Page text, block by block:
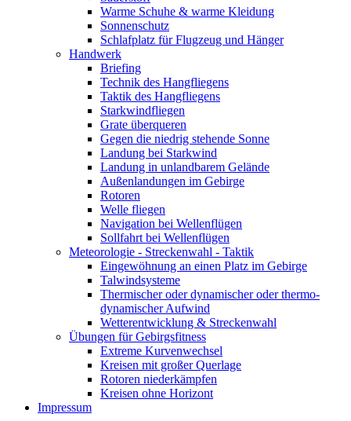
Warme Schuhe & warme Kleidung
Sonnenschutz
Schlafplatz für Flugzeug und Hänger
Handwerk
Briefing
Technik des Hangfliegens
Taktik des Hangfliegens
Starkwindfliegen
Grate überqueren
Gegen die niedrig stehende Sonne
Landung bei Starkwind
Landung in unlandbarem Gelände
Außenlandungen im Gebirge
Rotoren
Welle fliegen
Navigation bei Wellenflügen
Sollfahrt bei Wellenflügen
Meteorologie - Streckenwahl - Taktik
Eingewöhnung an einen Platz im Gebirge
Talwindsysteme
Thermischer oder dynamischer oder thermo-
dynamischer Aufwind
Wetterentwicklung & Streckenwahl
Übungen für Gebirgsfitness
Extreme Kurvenwechsel
Kreisen mit großer Querlage
Rotoren niederkämpfen
Kreisen ohne Horizont
Impressum